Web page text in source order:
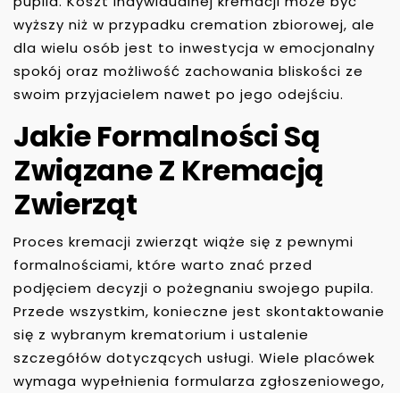
wyższy niż w przypadku cremation zbiorowej, ale
dla wielu osób jest to inwestycja w emocjonalny
spokój oraz możliwość zachowania bliskości ze
swoim przyjacielem nawet po jego odejściu.
Jakie Formalności Są
Związane Z Kremacją
Zwierząt
Proces kremacji zwierząt wiąże się z pewnymi
formalnościami, które warto znać przed
podjęciem decyzji o pożegnaniu swojego pupila.
Przede wszystkim, konieczne jest skontaktowanie
się z wybranym krematorium i ustalenie
szczegółów dotyczących usługi. Wiele placówek
wymaga wypełnienia formularza zgłoszeniowego,